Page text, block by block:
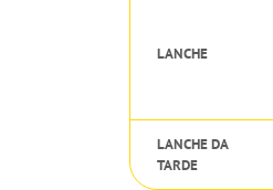
LANCHE
LANCHE DA
TARDE